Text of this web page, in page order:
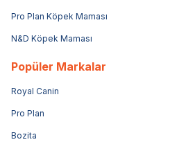
Pro Plan Köpek Maması
N&D Köpek Maması
Popüler Markalar
Royal Canin
Pro Plan
Bozita